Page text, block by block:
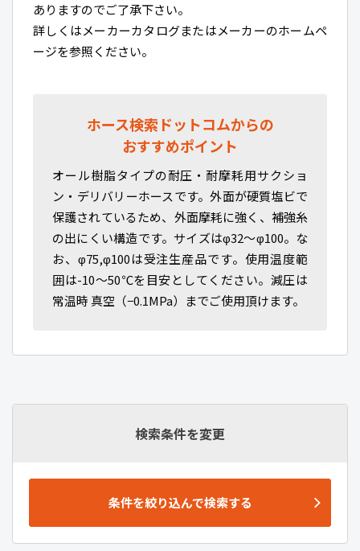
ありますのでご了承下さい。
詳しくはメーカーカタログまたはメーカーのホームペ
ージを参照ください。
ホース検索ドットコムからの
おすすめポイント
オール樹脂タイプの耐圧・耐摩耗用サクショ
ン・デリバリーホースです。外面が硬質塩ビで
保護されているため、外面摩耗に強く、補強糸
の出にくい構造です。サイズはφ32～φ100。な
お、φ75,φ100は受注生産品です。使用温度範
囲は-10～50℃を目安としてください。減圧は
常温時 真空（−0.1MPa）までご使用頂けます。
検索条件を変更
条件を絞り込んで検索する